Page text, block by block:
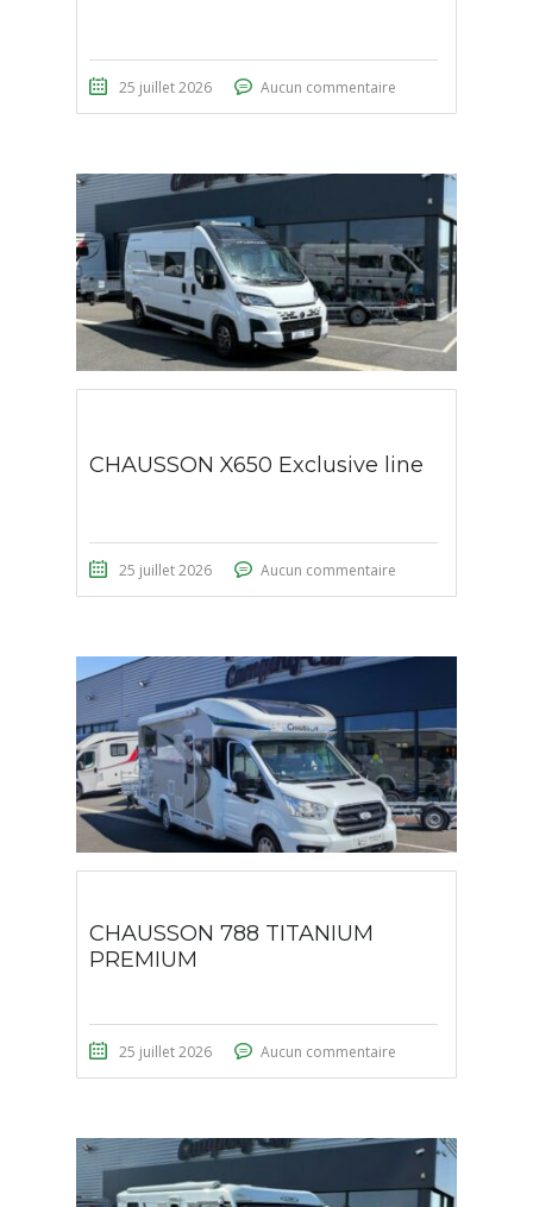
25 juillet 2026 Aucun commentaire
CHAUSSON X650 Exclusive line
25 juillet 2026 Aucun commentaire
CHAUSSON 788 TITANIUM
PREMIUM
25 juillet 2026 Aucun commentaire